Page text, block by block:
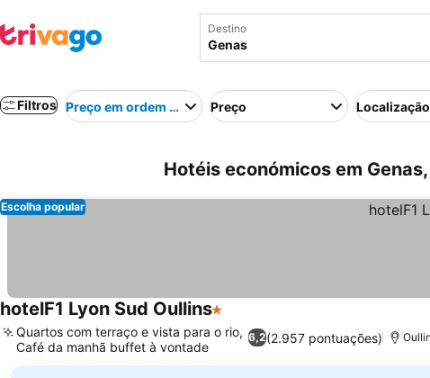
Destino
Filtros Preço em ordem crescentePreço Localização
Hotéis económicos em
Escolha popular
hotelF1 Lyon Sud Oullins1 Estrelas
6,2(2.957 pontuações)
Quartos com terraço e vista para o rio,
Café da manhã buffet à vontade